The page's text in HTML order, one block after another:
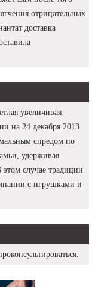
отрицательных
доставка
увеличивая
на 24 декабря 2013
спредом по
удерживая
случае традиции
с игрушками и